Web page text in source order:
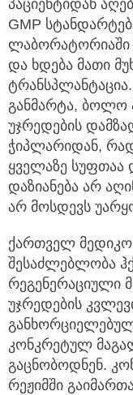
პაციენტიდან
GMP
ლაბორატორიაში
და ხდება მათი
განმარტა, ბოლო
უჯრედების
ჭიპლარიდან,
ყველაზე სუფთაა
დაზიანება არ
არ მოსდევს
ქართველ
შესაძლებლობა
რეგენერაციული
უჯრედების
კონკრეტულ
გაცნობოდნენ.
რეჟიმში